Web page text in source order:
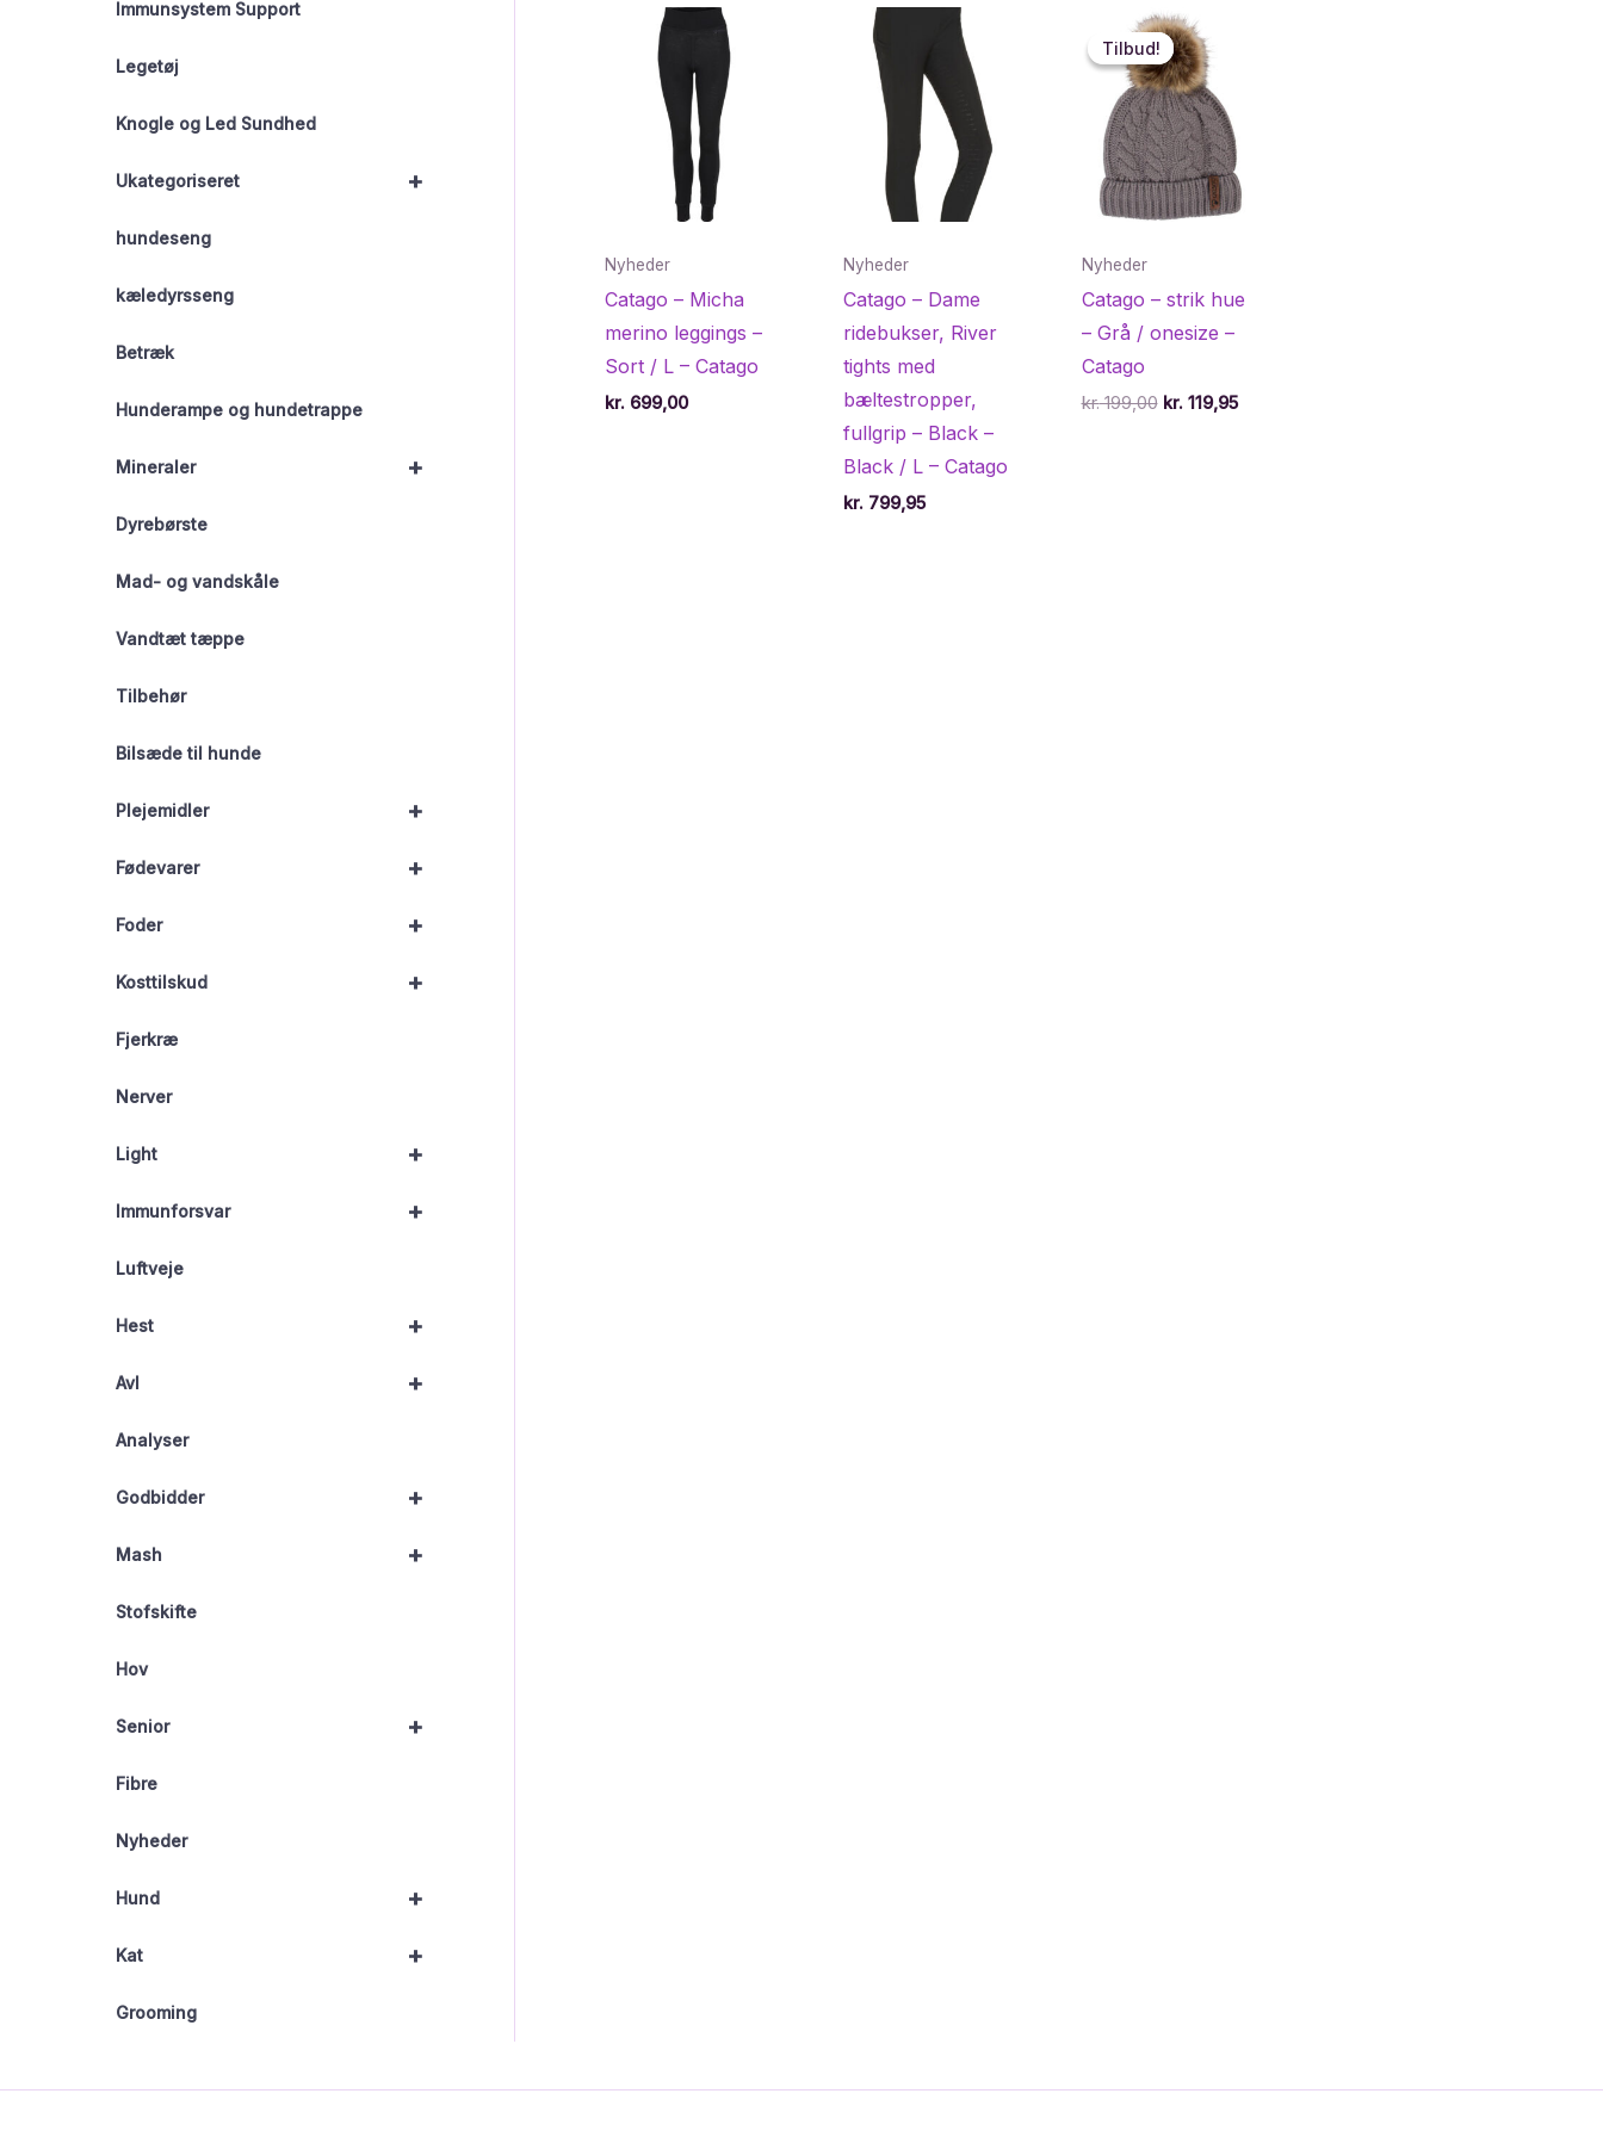
Immunsystem Support
Legetøj
Knogle og Led Sundhed
+
Ukategoriseret
hundeseng
kæledyrsseng
Betræk
Hunderampe og hundetrappe
+
Mineraler
Dyrebørste
Mad- og vandskåle
Vandtæt tæppe
Tilbehør
Bilsæde til hunde
+
Plejemidler
+
Fødevarer
+
Foder
+
Kosttilskud
Fjerkræ
Nerver
+
Light
+
Immunforsvar
Luftveje
+
Hest
+
Avl
Analyser
+
Godbidder
+
Mash
Stofskifte
Hov
+
Senior
Fibre
Nyheder
+
Hund
+
Kat
Grooming
Nyheder
Catago – Micha
merino leggings –
Sort / L – Catago
kr. 699,00
Nyheder
Catago – Dame
ridebukser, River
tights med
bæltestropper,
fullgrip – Black –
Black / L – Catago
kr.799,95
Tilbud!
Tilbud!
Nyheder
Catago – strik hue
– Grå / onesize –
Catago
kr.199,00 Den
kr.119,95Den